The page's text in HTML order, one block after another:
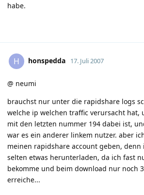
habe.
H honspedda 17. Juli 2007
@ neumi
brauchst nur unter die rapidshare logs
welche ip welchen traffic verursacht hat,
mit den letzten nummer 194 dabei ist,
war es ein anderer linkem nutzer. aber
meinen rapidshare account geben, denn
selten etwas herunterladen, da ich fast
bekomme und beim download nur noch
erreiche...